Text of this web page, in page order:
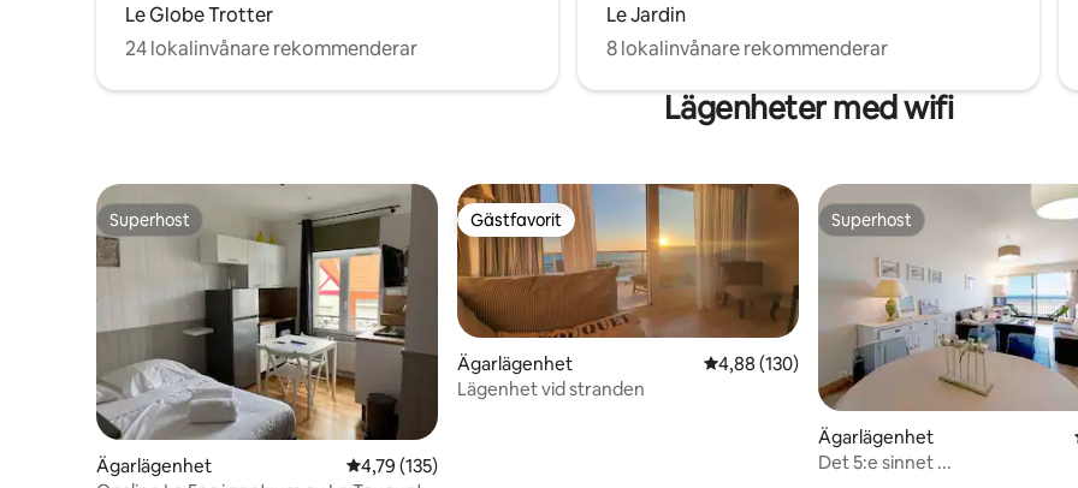
Le Globe Trotter
24 lokalinvånare rekommenderar
Le Jardin
8 lokalinvånare rekommenderar
Lägenheter med wifi
Superhost
Superhost
Ägarlägenhet 4,79 av 5 i genomsnittligt betyg, 135 omdömen
4,79 (135)
Gästfavorit
Gästfavorit
Ägarlägenhet 4,88 av 5 i genomsnittligt betyg, 130
4,88 (130)
Lägenhet vid stranden
Superhost
Superhost
Ägarlägenhet
Det 5:e sinnet ...